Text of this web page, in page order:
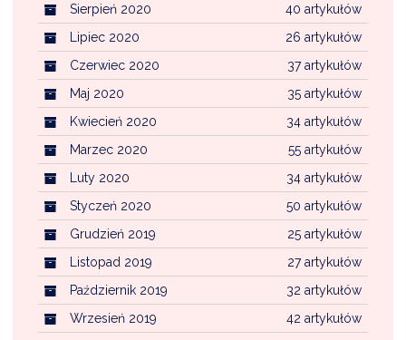
40 artykułów
Sierpień 2020
26 artykułów
Lipiec 2020
37 artykułów
Czerwiec 2020
35 artykułów
Maj 2020
34 artykułów
Kwiecień 2020
55 artykułów
Marzec 2020
34 artykułów
Luty 2020
50 artykułów
Styczeń 2020
25 artykułów
Grudzień 2019
27 artykułów
Listopad 2019
32 artykułów
Październik 2019
42 artykułów
Wrzesień 2019